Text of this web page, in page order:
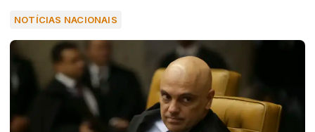
NOTÍCIAS NACIONAIS